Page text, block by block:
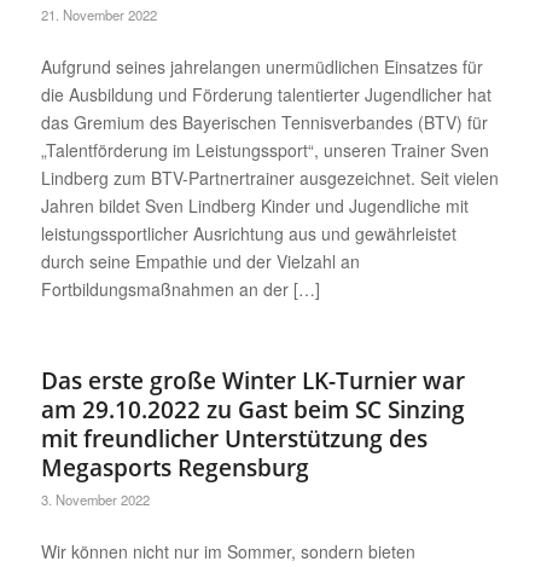
21. November 2022
Aufgrund seines jahrelangen unermüdlichen Einsatzes für
die Ausbildung und Förderung talentierter Jugendlicher hat
das Gremium des Bayerischen Tennisverbandes (BTV) für
„Talentförderung im Leistungssport“, unseren Trainer Sven
Lindberg zum BTV-Partnertrainer ausgezeichnet. Seit vielen
Jahren bildet Sven Lindberg Kinder und Jugendliche mit
leistungssportlicher Ausrichtung aus und gewährleistet
durch seine Empathie und der Vielzahl an
Fortbildungsmaßnahmen an der […]
Das erste große Winter LK-Turnier war
am 29.10.2022 zu Gast beim SC Sinzing
mit freundlicher Unterstützung des
Megasports Regensburg
3. November 2022
Wir können nicht nur im Sommer, sondern bieten